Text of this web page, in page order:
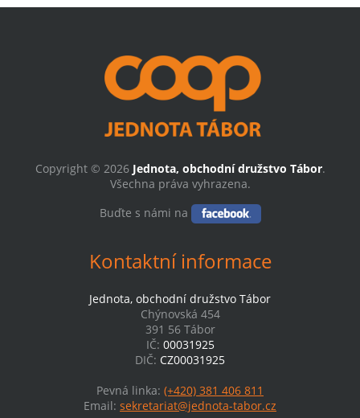
Copyright © 2026 Jednota, obchodní družstvo Tábor.
Všechna práva vyhrazena.
Buďte s námi na
Kontaktní informace
Jednota, obchodní družstvo Tábor
Chýnovská 454
391 56 Tábor
IČ: 00031925
DIČ: CZ00031925
Pevná linka: (+420) 381 406 811
Email: sekretariat@jednota-tabor.cz